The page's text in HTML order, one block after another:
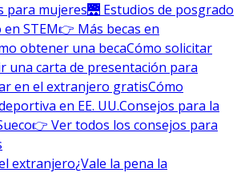
para mujeres🌉 Estudios de posgrado
en STEM👉 Más becas en
obtener una becaCómo solicitar
una carta de presentación para
en el extranjero gratisCómo
en EE. UU.Consejos para la
👉 Ver todos los consejos para
extranjero¿Vale la pena la